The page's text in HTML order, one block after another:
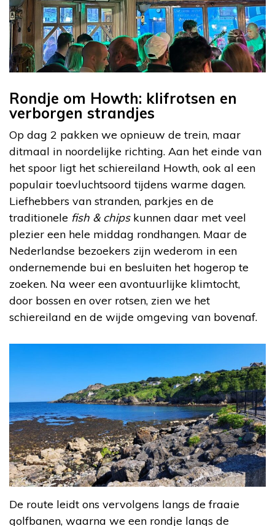
Rondje om Howth: klifrotsen en
verborgen strandjes
Op dag 2 pakken we opnieuw de trein, maar
ditmaal in noordelijke richting. Aan het einde van
het spoor ligt het schiereiland Howth, ook al een
populair toevluchtsoord tijdens warme dagen.
Liefhebbers van stranden, parkjes en de
traditionele fish & chipskunnen daar met veel
plezier een hele middag rondhangen. Maar de
Nederlandse bezoekers zijn wederom in een
ondernemende bui en besluiten het hogerop te
zoeken. Na weer een avontuurlijke klimtocht,
door bossen en over rotsen, zien we het
schiereiland en de wijde omgeving van bovenaf.
De route leidt ons vervolgens langs de fraaie
golfbanen, waarna we een rondje langs de